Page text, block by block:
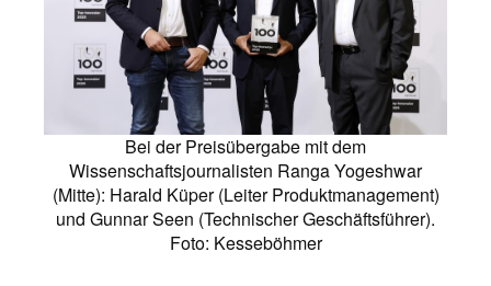
Bei der Preisübergabe mit dem
Wissenschaftsjournalisten Ranga Yogeshwar
(Mitte): Harald Küper (Leiter Produktmanagement)
und Gunnar Seen (Technischer Geschäftsführer).
Foto: Kesseböhmer